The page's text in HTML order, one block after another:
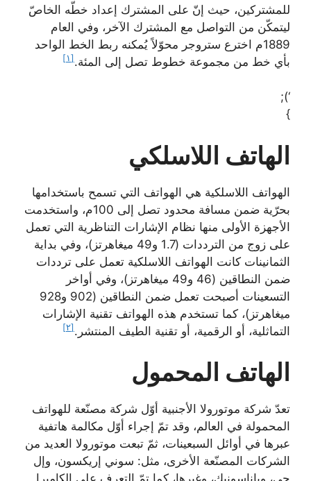
للمشتركين، حيث إنّ على المشترك إعداد خطّه الخاصّ
ليتمكّن من التواصل مع المشترك الآخر، وفي العام
1889م اخترع ستروجر محوّلاً يُمكنه ربط الخط الواحد
بأي خط من مجموعة خطوط تصل إلى المئة. [١]
‘);
}
الهاتف اللاسلكي
الهواتف اللاسلكية هي الهواتف التي تسمح باستخدامها
بحرّية ضمن مسافة محدود تصل إلى 100م، واستخدمت
الأجهزة الأولى منها نظام الإشارات التناظرية التي تعمل
على زوج من الترددات (1.7 و49 ميغاهرتز)، وفي بداية
الثمانينات كانت الهواتف اللاسلكية تعمل على ترددات
ضمن النطاقين (46 و49 ميغاهرتز)، وفي أواخر
التسعينات أصبحت تعمل ضمن النطاقين (902 و928
ميغاهرتز)، كما تستخدم هذه الهواتف تقنية الإشارات
التماثلية، أو الرقمية، أو تقنية الطيف المنتشر. [٢]
الهاتف المحمول
تعدّ شركة موتورولا الأجنبية أوّل شركة مصنّعة للهواتف
المحمولة في العالم، وقد تمّ إجراء أوّل مكالمة هاتفية
عبرها في أوائل السبعينات، ثمّ تبعت موتورولا العديد من
الشركات المصنّعة الأخرى، مثل: سوني إريكسون، وإل